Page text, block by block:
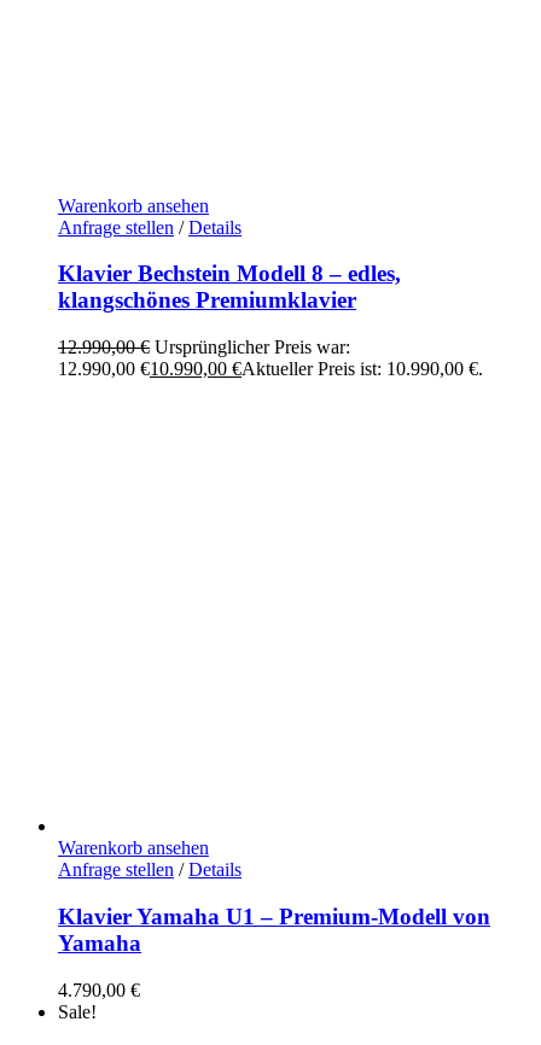
Warenkorb ansehen
Anfrage stellen / Details
Klavier Bechstein Modell 8 – edles,
klangschönes Premiumklavier
12.990,00€ Ursprünglicher Preis war:
12.990,00 €10.990,00 €Aktueller Preis ist: 10.990,00 €.
Warenkorb ansehen
Anfrage stellen / Details
Klavier Yamaha U1 – Premium-Modell von
Yamaha
4.790,00 €
Sale!